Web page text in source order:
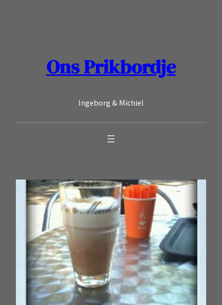
Ons Prikbordje
Ingeborg & Michiel